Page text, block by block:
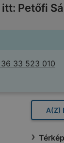
Petőfi
33 523 010
A(Z)